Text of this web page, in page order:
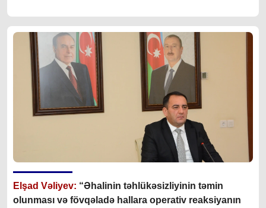
Elşad Vəliyev: “Əhalinin təhlükəsizliyinin təmin
olunması və fövqəladə hallara operativ reaksiyanın